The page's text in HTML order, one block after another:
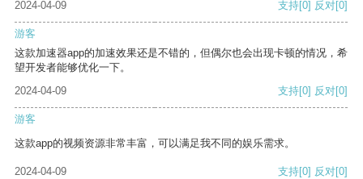
2024-04-09
支持[0] 反对[0]
游客
这款加速器app的加速效果还是不错的，但偶尔也会出现卡顿的情况，希
望开发者能够优化一下。
2024-04-09
支持[0] 反对[0]
游客
这款app的视频资源非常丰富，可以满足我不同的娱乐需求。
2024-04-09 支持[0] 反对[0]